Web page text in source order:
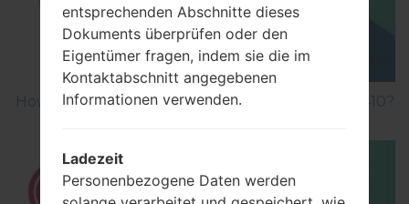
How to Factory Reset through menu on LG GB410?
entsprechenden Abschnitte dieses
Dokuments überprüfen oder den
Eigentümer fragen, indem sie die im
Kontaktabschnitt angegebenen
Informationen verwenden.
Ladezeit
Personenbezogene Daten werden